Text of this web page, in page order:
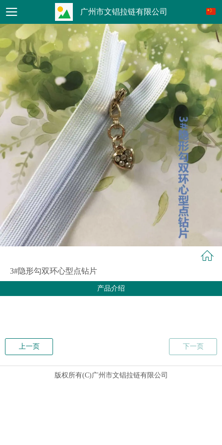
广州市文锠拉链有限公司
3#隐形勾双环心型点钻片
产品介绍
上一页 下一页
版权所有(C)广州市文锠拉链有限公司